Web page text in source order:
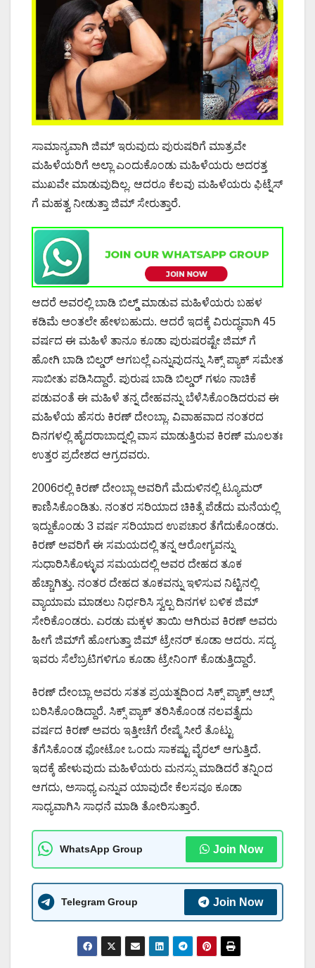
ಸಾಮಾನ್ಯವಾಗಿ ಜಿಮ್ ಇರುವುದು ಪುರುಷರಿಗೆ ಮಾತ್ರವೇ
ಮಹಿಳೆಯರಿಗೆ ಅಲ್ಲಾ ಎಂದುಕೊಂಡು ಮಹಿಳೆಯರು ಅದರತ್ತ
ಮುಖವೇ ಮಾಡುವುದಿಲ್ಲ. ಆದರೂ ಕೆಲವು ಮಹಿಳೆಯರು ಫಿಟ್ನೆಸ್
ಗೆ ಮಹತ್ವ ನೀಡುತ್ತಾ ಜಿಮ್ ಸೇರುತ್ತಾರೆ.
ಆದರೆ ಅವರಲ್ಲಿ ಬಾಡಿ ಬಿಲ್ಡ್ ಮಾಡುವ ಮಹಿಳೆಯರು ಬಹಳ
ಕಡಿಮೆ ಅಂತಲೇ ಹೇಳಬಹುದು. ಆದರೆ ಇದಕ್ಕೆ ವಿರುದ್ಧವಾಗಿ 45
ವರ್ಷದ ಈ ಮಹಿಳೆ ತಾನೂ ಕೂಡಾ ಪುರುಷರಷ್ಟೇ ಜಿಮ್ ಗೆ
ಹೋಗಿ ಬಾಡಿ ಬಿಲ್ಡರ್ ಆಗಬಲ್ಲೆ ಎನ್ನುವುದನ್ನು ಸಿಕ್ಸ್ ಪ್ಯಾಕ್ ಸಮೇತ
ಸಾಬೀತು ಪಡಿಸಿದ್ದಾರೆ. ಪುರುಷ ಬಾಡಿ ಬಿಲ್ಡರ್ ಗಳೂ ನಾಚಿಕೆ
ಪಡುವಂತೆ ಈ ಮಹಿಳೆ ತನ್ನ ದೇಹವನ್ನು ಬೆಳೆಸಿಕೊಂಡಿದರುವ ಈ
ಮಹಿಳೆಯ ಹೆಸರು ಕಿರಣ್ ದೇಂಬ್ಲಾ. ವಿವಾಹವಾದ ನಂತರದ
ದಿನಗಳಲ್ಲಿ ಹೈದರಾಬಾದ್ನಲ್ಲಿ ವಾಸ ಮಾಡುತ್ತಿರುವ ಕಿರಣ್ ಮೂಲತಃ
ಉತ್ತರ ಪ್ರದೇಶದ ಆಗ್ರದವರು.
2006ರಲ್ಲಿ ಕಿರಣ್ ದೇಂಬ್ಲಾ ಅವರಿಗೆ ಮೆದುಳಿನಲ್ಲಿ ಟ್ಯೂಮರ್
ಕಾಣಿಸಿಕೊಂಡಿತು. ನಂತರ ಸರಿಯಾದ ಚಿಕಿತ್ಸೆ ಪೆಡೆದು ಮನೆಯಲ್ಲಿ
ಇದ್ದುಕೊಂಡು 3 ವರ್ಷ ಸರಿಯಾದ ಉಪಚಾರ ತೆಗೆದುಕೊಂಡರು.
ಕಿರಣ್ ಅವರಿಗೆ ಈ ಸಮಯದಲ್ಲಿ ತನ್ನ ಆರೋಗ್ಯವನ್ನು
ಸುಧಾರಿಸಿಕೊಳ್ಳುವ ಸಮಯದಲ್ಲಿ ಅವರ ದೇಹದ ತೂಕ
ಹೆಚ್ಚಾಗಿತ್ತು. ನಂತರ ದೇಹದ ತೂಕವನ್ನು ಇಳಿಸುವ ನಿಟ್ಟಿನಲ್ಲಿ
ವ್ಯಾಯಾಮ ಮಾಡಲು ನಿರ್ಧರಿಸಿ ಸ್ವಲ್ಪ ದಿನಗಳ ಬಳಿಕ ಜಿಮ್
ಸೇರಿಕೊಂಡರು. ಎರಡು ಮಕ್ಕಳ ತಾಯಿ ಆಗಿರುವ ಕಿರಣ್ ಅವರು
ಹೀಗೆ ಜಿಮ್​ಗೆ ಹೋಗುತ್ತಾ ಜಿಮ್ ಟ್ರೇನರ್ ಕೂಡಾ ಆದರು. ಸದ್ಯ
ಇವರು ಸೆಲೆಬ್ರಟಿಗಳಿಗೂ ಕೂಡಾ ಟ್ರೇನಿಂಗ್ ಕೊಡುತ್ತಿದ್ದಾರೆ.
ಕಿರಣ್ ದೇಂಬ್ಲಾ ಅವರು ಸತತ ಪ್ರಯತ್ನದಿಂದ ಸಿಕ್ಸ್ ಪ್ಯಾಕ್ಸ್ ಆಬ್ಸ್
ಬರಿಸಿಕೊಂಡಿದ್ದಾರೆ. ಸಿಕ್ಸ್ ಪ್ಯಾಕ್ ತರಿಸಿಕೊಂಡ ನಲವತ್ತೈದು
ವರ್ಷದ ಕಿರಣ್ ಅವರು ಇತ್ತೀಚೆಗೆ ರೇಷ್ಮೆ ಸೀರೆ ತೊಟ್ಟು
ತೆಗೆಸಿಕೊಂಡ ಫೋಟೋ ಒಂದು ಸಾಕಷ್ಟು ವೈರಲ್ ಆಗುತ್ತಿದೆ.
ಇದಕ್ಕೆ ಹೇಳುವುದು ಮಹಿಳೆಯರು ಮನಸ್ಸು ಮಾಡಿದರೆ ತನ್ನಿಂದ
ಆಗದು, ಅಸಾಧ್ಯ ಎನ್ನುವ ಯಾವುದೇ ಕೆಲಸವೂ ಕೂಡಾ
ಸಾಧ್ಯವಾಗಿಸಿ ಸಾಧನೆ ಮಾಡಿ ತೋರಿಸುತ್ತಾರೆ.
WhatsApp Group Join Now
Telegram Group Join Now